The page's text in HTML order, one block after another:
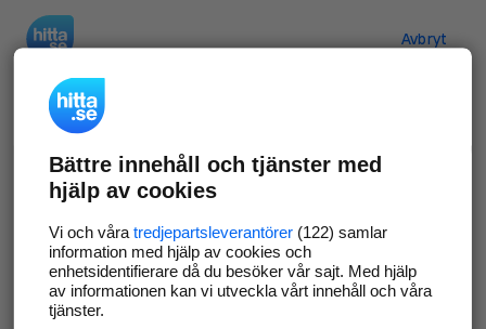
Avbryt
Verifiera ditt företag
Gör som 69 551företag
företagssida på hitta.se och syns bättre mot
kunder i ditt närområde. Helt kostnadsfritt.
Uppdatera din företagsinformation
Bättre innehåll och tjänster med
hjälp av cookies
Vi och våra tredjepartsleverantörer(122) samlar
information med hjälp av cookies och
enhetsidentifierare då du besöker vår sajt. Med hjälp
av informationen kan vi utveckla vårt innehåll och våra
tjänster.